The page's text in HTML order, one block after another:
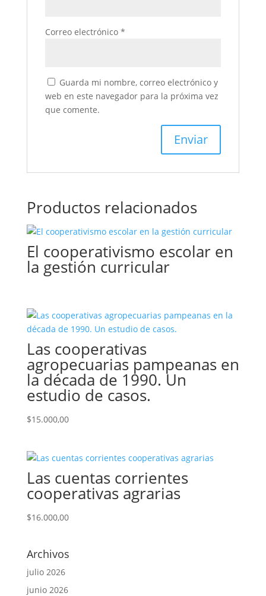
Correo electrónico *
Guarda mi nombre, correo electrónico y
web en este navegador para la próxima vez
que comente.
Productos relacionados
El cooperativismo escolar en
la gestión curricular
Las cooperativas
agropecuarias pampeanas en
la década de 1990. Un
estudio de casos.
$15.000,00
Las cuentas corrientes
cooperativas agrarias
$16.000,00
Archivos
julio 2026
junio 2026